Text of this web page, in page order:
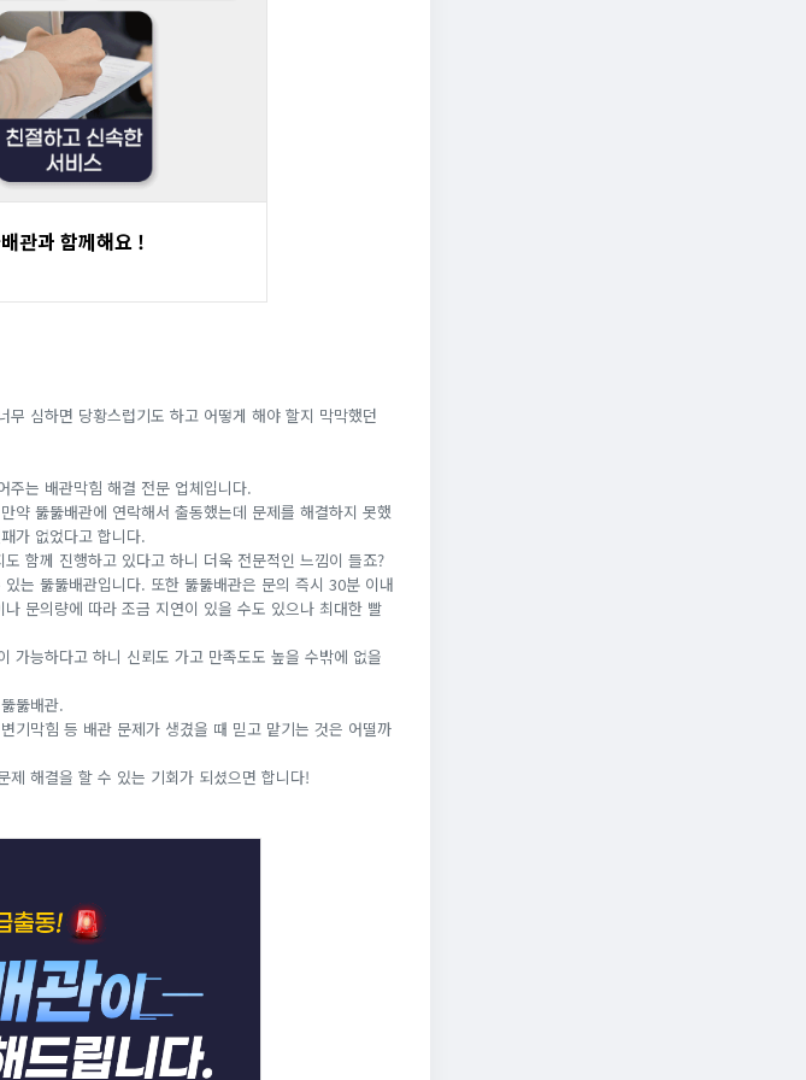
관과 함께해요 !
심하면 당황스럽기도 하고 어떻게 해야 할지 막막했던
주는 배관막힘 해결 전문 업체입니다.
약 뚫뚫배관에 연락해서 출동했는데 문제를 해결하지 못했
가 없었다고 합니다.
함께 진행하고 있다고 하니 더욱 전문적인 느낌이 들죠?
는 뚫뚫배관입니다. 또한 뚫뚫배관은 문의 즉시 30분 이내
문의량에 따라 조금 지연이 있을 수도 있으나 최대한 빨
가능하다고 하니 신뢰도 가고 만족도도 높을 수밖에 없을
뚫배관.
기막힘 등 배관 문제가 생겼을 때 믿고 맡기는 것은 어떨까
제 해결을 할 수 있는 기회가 되셨으면 합니다!